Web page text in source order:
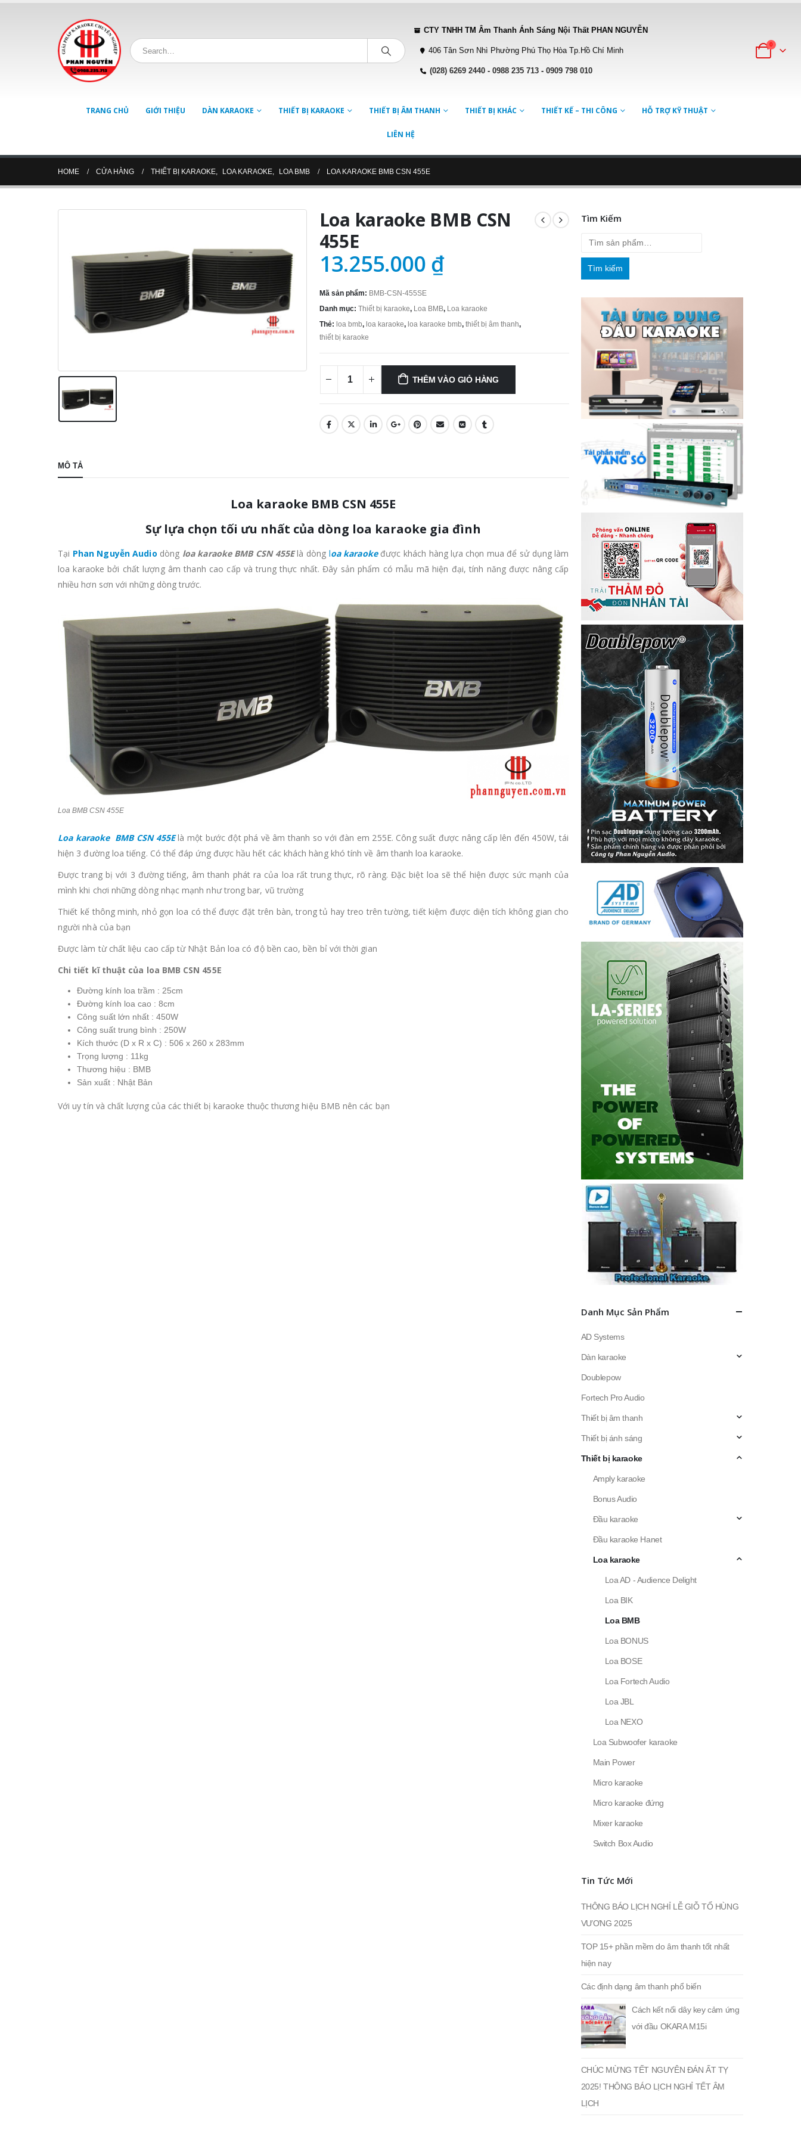
CTY TNHH TM Âm Thanh Ánh Sáng Nội Thất PHAN NGUYỄN
406 Tân Sơn Nhì Phường Phú Thọ Hòa Tp.Hồ Chí Minh
(028) 6269 2440 -0988 235 713 -0909 798 010
0
TRANG CHỦ GIỚI THIỆU DÀN KARAOKE THIẾT BỊ KARAOKE THIẾT BỊ ÂM THANH THIẾT BỊ KHÁC THIẾT KẾ – THI CÔNG HỖ TRỢ KỸ THUẬT
LIÊN HỆ
HOME CỬA HÀNG THIẾT BỊ KARAOKE, LOA KARAOKE, LOA BMB LOA KARAOKE BMB CSN 455E
Loa karaoke BMB CSN
455E
13.255.000 ₫
Mã sản phẩm: BMB-CSN-455SE
Danh mục: Thiết bị karaoke, Loa BMB, Loa karaoke
Thẻ: loa bmb, loa karaoke, loa karaoke bmb, thiết bị âm thanh,
thiết bị karaoke
THÊM VÀO GIỎ HÀNG
MÔ TẢ
Loa karaoke BMB CSN 455E
Sự lựa chọn tối ưu nhất của dòng loa karaoke gia đình
Tại Phan Nguyễn Audio dòng loa karaoke BMB CSN 455Elà dòng loa karaokeđược khách hàng lựa chọn mua để sử dụng làm
loa karaoke bởi chất lượng âm thanh cao cấp và trung thực nhất. Đây sản phẩm có mẫu mã hiện đại, tính năng được nâng cấp
nhiều hơn sơn với những dòng trước.
Loa BMB CSN 455E
Loa karaoke BMB CSN 455Elà một bước đột phá về âm thanh so với đàn em 255E. Công suất được nâng cấp lên đến 450W, tái
hiện 3 đường loa tiếng. Có thể đáp ứng được hầu hết các khách hàng khó tính về âm thanh loa karaoke.
Được trang bị với 3 đường tiếng, âm thanh phát ra của loa rất trung thực, rõ ràng. Đặc biệt loa sẽ thể hiện được sức mạnh của
mình khi chơi những dòng nhạc mạnh như trong bar, vũ trường
Thiết kế thông minh, nhỏ gọn loa có thể được đặt trên bàn, trong tủ hay treo trên tường, tiết kiệm được diện tích không gian cho
người nhà của bạn
Được làm từ chất liệu cao cấp từ Nhật Bản loa có độ bền cao, bền bỉ với thời gian
Chi tiết kĩ thuật của loa BMB CSN 455E
Đường kính loa trầm : 25cm
Đường kính loa cao : 8cm
Công suất lớn nhất : 450W
Công suất trung bình : 250W
Kích thước (D x R x C) : 506 x 260 x 283mm
Trọng lượng : 11kg
Thương hiệu : BMB
Sản xuất : Nhật Bản
Với uy tín và chất lượng của các thiết bị karaoke thuộc thương hiệu BMB nên các bạn
Tìm Kiếm
Tìm kiếm
Danh Mục Sản Phẩm
AD Systems
Dàn karaoke
Doublepow
Fortech Pro Audio
Thiết bị âm thanh
Thiết bị ánh sáng
Thiết bị karaoke
Amply karaoke
Bonus Audio
Đầu karaoke
Đầu karaoke Hanet
Loa karaoke
Loa AD - Audience Delight
Loa BIK
Loa BMB
Loa BONUS
Loa BOSE
Loa Fortech Audio
Loa JBL
Loa NEXO
Loa Subwoofer karaoke
Main Power
Micro karaoke
Micro karaoke đứng
Mixer karaoke
Switch Box Audio
Tin Tức Mới
THÔNG BÁO LỊCH NGHỈ LỄ GIỖ TỔ HÙNG
VƯƠNG 2025
TOP 15+ phần mềm do âm thanh tốt nhất
hiện nay
Các định dạng âm thanh phổ biến
Cách kết nối dây key cảm ứng
với đầu OKARA M15i
CHÚC MỪNG TẾT NGUYÊN ĐÁN ẤT TỴ
2025! THÔNG BÁO LỊCH NGHỈ TẾT ÂM
LỊCH